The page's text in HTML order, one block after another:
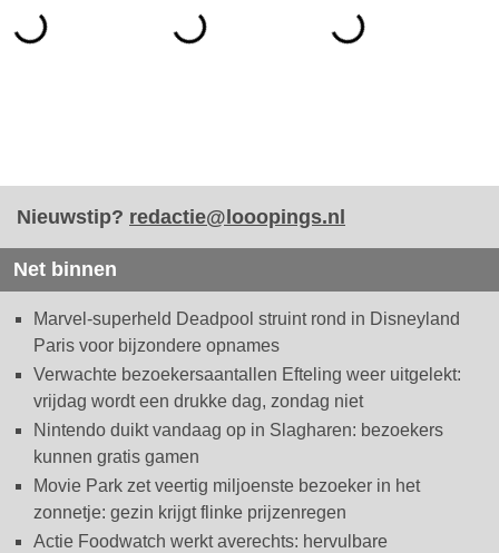
Nieuwstip? redactie@looopings.nl
Net binnen
Marvel-superheld Deadpool struint rond in Disneyland
Paris voor bijzondere opnames
Verwachte bezoekersaantallen Efteling weer uitgelekt:
vrijdag wordt een drukke dag, zondag niet
Nintendo duikt vandaag op in Slagharen: bezoekers
kunnen gratis gamen
Movie Park zet veertig miljoenste bezoeker in het
zonnetje: gezin krijgt flinke prijzenregen
Actie Foodwatch werkt averechts: hervulbare